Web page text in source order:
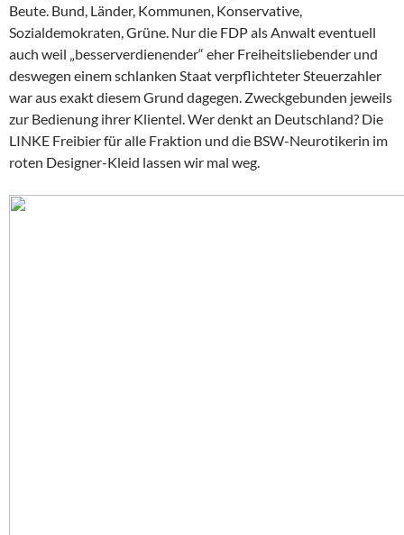
Beute. Bund, Länder, Kommunen, Konservative,
Sozialdemokraten, Grüne. Nur die FDP als Anwalt eventuell
auch weil „besserverdienender“ eher Freiheitsliebender und
deswegen einem schlanken Staat verpflichteter Steuerzahler
war aus exakt diesem Grund dagegen. Zweckgebunden jeweils
zur Bedienung ihrer Klientel. Wer denkt an Deutschland? Die
LINKE Freibier für alle Fraktion und die BSW-Neurotikerin im
roten Designer-Kleid lassen wir mal weg.